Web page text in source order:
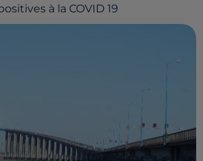
à la COVID 19